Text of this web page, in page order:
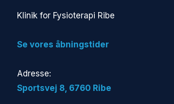
​Klinik for Fysioterapi Ribe
​Se vores åbningstider
Adresse:
​Sportsvej 8, 6760 Ribe​